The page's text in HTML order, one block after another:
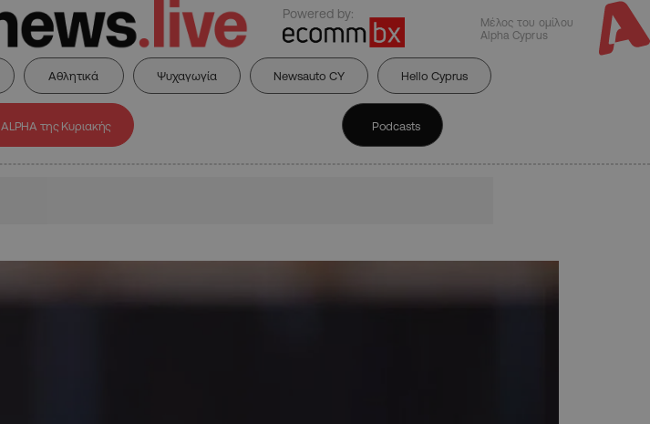
Powered by:
Μέλος του ομίλου
Alpha Cyprus
Αθλητικά Ψυχαγωγία Newsauto CY Hello Cyprus
ALPHA της Κυριακής Podcasts